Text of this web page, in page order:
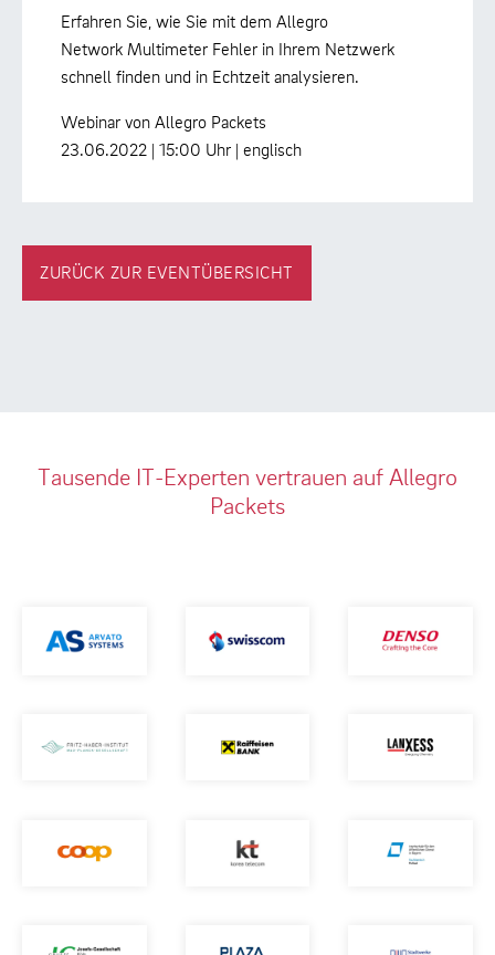
Erfahren Sie, wie Sie mit dem Allegro
Network Multimeter Fehler in Ihrem Netzwerk
schnell finden und in Echtzeit analysieren.
Webinar von Allegro Packets
23.06.2022 | 15:00 Uhr | englisch
ZURÜCK ZUR EVENTÜBERSICHT
Tausende IT-Experten vertrauen auf Allegro
Packets